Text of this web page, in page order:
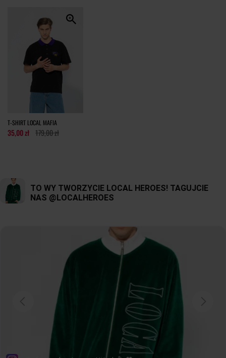
T-SHIRT LOCAL MAFIA
35,00 zł 179,00 zł